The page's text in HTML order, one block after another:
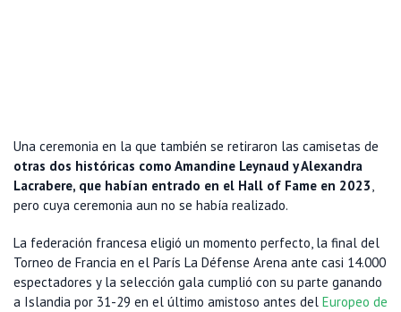
Una ceremonia en la que también se retiraron las camisetas de
otras dos históricas como Amandine Leynaud y Alexandra
Lacrabere, que habían entrado en el Hall of Fame en 2023,
pero cuya ceremonia aun no se había realizado.
La federación francesa eligió un momento perfecto, la final del
Torneo de Francia en el París La Défense Arena ante casi 14.000
espectadores y la selección gala cumplió con su parte ganando
a Islandia por 31-29 en el último amistoso antes del Europeo de